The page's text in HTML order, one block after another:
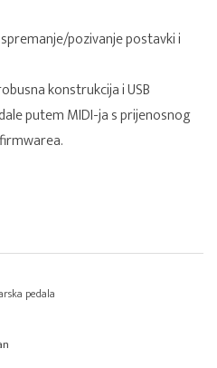
pozivanje postavki i
konstrukcija i USB
putem MIDI-ja s prijenosnog
pedala